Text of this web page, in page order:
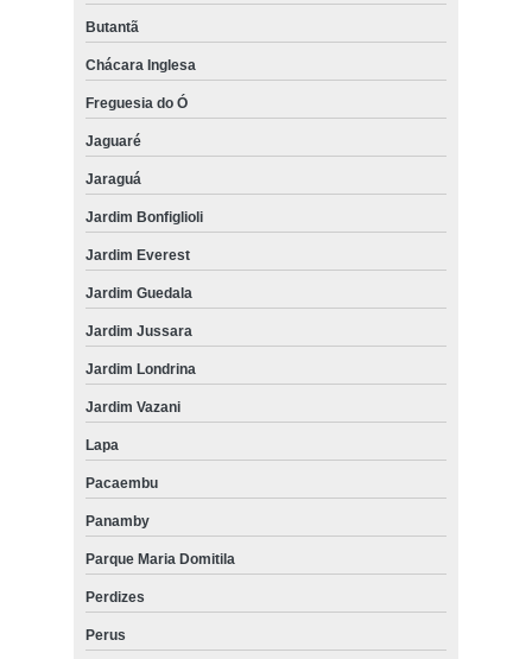
Butantã
Chácara Inglesa
Freguesia do Ó
Jaguaré
Jaraguá
Jardim Bonfiglioli
Jardim Everest
Jardim Guedala
Jardim Jussara
Jardim Londrina
Jardim Vazani
Lapa
Pacaembu
Panamby
Parque Maria Domitila
Perdizes
Perus